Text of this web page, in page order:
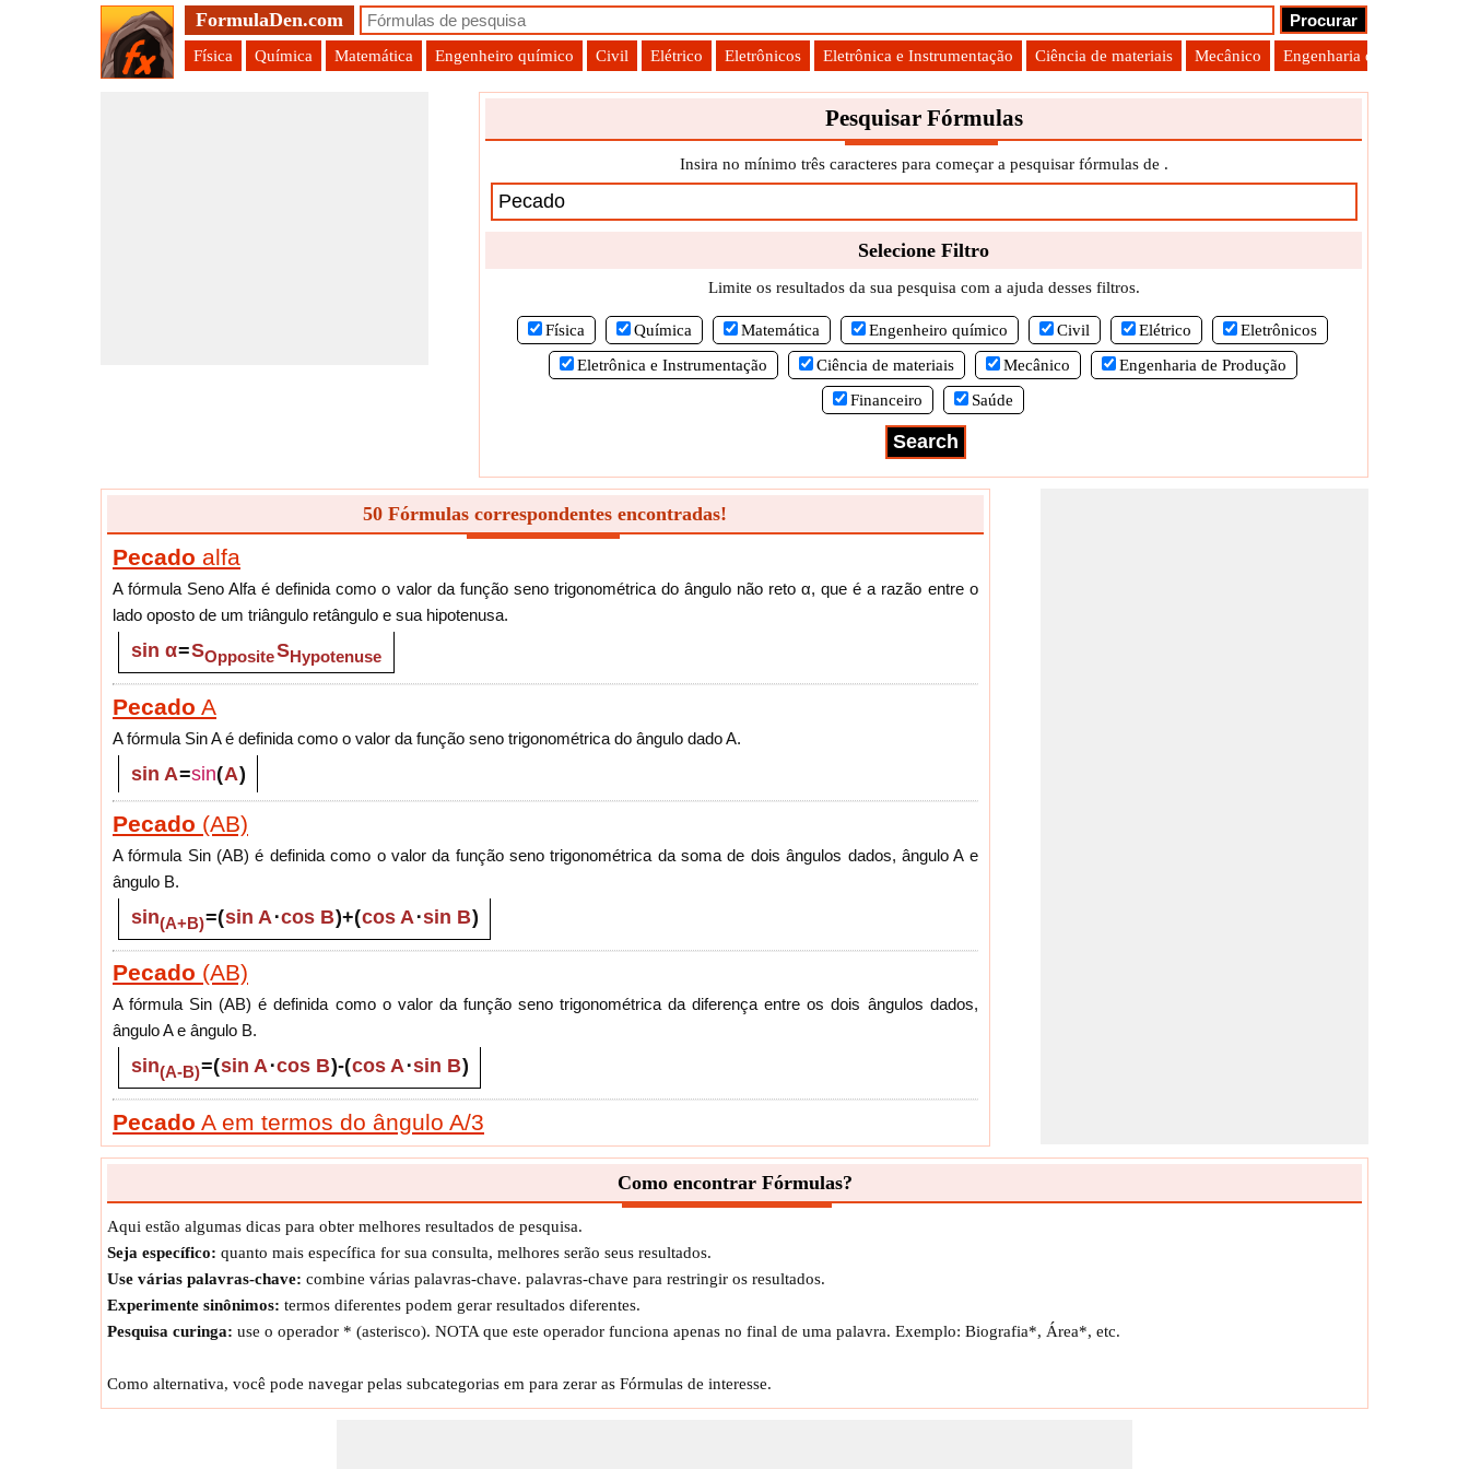
FormulaDen.com
Física Química Matemática Engenheiro químico Civil Elétrico Eletrônicos Eletrônica e Instrumentação Ciência de materiais Mecânico Engenharia de Produção
Pesquisar Fórmulas
Insira no mínimo três caracteres para começar a pesquisar fórmulas de .
Selecione Filtro
Limite os resultados da sua pesquisa com a ajuda desses filtros.
Física Química Matemática Engenheiro químico Civil Elétrico
Eletrônicos
Eletrônica e Instrumentação
Ciência de materiais Mecânico
Engenharia de Produção
Financeiro
Saúde
50 Fórmulas correspondentes encontradas!
Pecado alfa
A fórmula Seno Alfa é definida como o valor da função seno trigonométrica do ângulo não reto α, que é a razão entre o
lado oposto de um triângulo retângulo e sua hipotenusa.
sin α=SOppositeSHypotenuse
Pecado A
A fórmula Sin A é definida como o valor da função seno trigonométrica do ângulo dado A.
sin A=sin(A)
Pecado (AB)
A fórmula Sin (AB) é definida como o valor da função seno trigonométrica da soma de dois ângulos dados, ângulo A e
ângulo B.
sin(A+B)=(sin A ⋅cos B)+(cos A ⋅sin B)
Pecado (AB)
A fórmula Sin (AB) é definida como o valor da função seno trigonométrica da diferença entre os dois ângulos dados,
ângulo A e ângulo B.
sin(A-B)=(sin A⋅cos B)-(cos A⋅sin B)
Pecado A em termos do ângulo A/3
A fórmula Sin A em termos do ângulo A/3 é definida como o valor da função trigonométrica seno do ângulo A dado em
(A/3) (A/3)
PecadoA dado Cosec A
A fórmula Sen A dada Cosec A é definida como o valor da função seno trigonométrica do ângulo A, calculada usando o
valor da função cossecante trigonométrica do ângulo A.
Pecado2A
Como encontrar Fórmulas?
Aqui estão algumas dicas para obter melhores resultados de pesquisa.
Seja específico: quanto mais específica for sua consulta, melhores serão seus resultados.
Use várias palavras-chave: combine várias palavras-chave. palavras-chave para restringir os resultados.
Experimente sinônimos: termos diferentes podem gerar resultados diferentes.
Pesquisa curinga: use o operador * (asterisco). NOTA que este operador funciona apenas no final de uma palavra. Exemplo: Biografia*, Área*, etc.
Como alternativa, você pode navegar pelas subcategorias em para zerar as Fórmulas de interesse.